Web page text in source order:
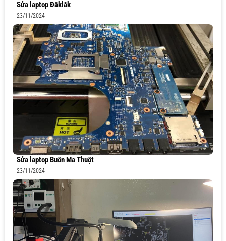
Sửa laptop Đăklăk
23/11/2024
Sửa laptop Buôn Ma Thuột
23/11/2024